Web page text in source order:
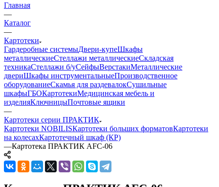
Главная
—
Каталог
—
Картотеки
Гардеробные системыДвери-купеШкафы
металлическиеСтеллажи металлическиеСкладская
техникаСтеллажи б/уСейфыВерстакиМеталлические
двериШкафы инструментальныеПроизводственное
оборудованиеСкамья для раздевалокСушильные
шкафыГБОКартотекиМедицинская мебель и
изделияКлючницыПочтовые ящики
—
Картотеки серии ПРАКТИК
Картотеки NOBILISКартотеки больших форматовКартотеки
на колесахКартотечный шкаф (КР)
—Картотека ПРАКТИК AFC-06